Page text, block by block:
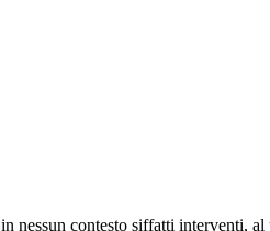
nessun contesto siffatti interventi,